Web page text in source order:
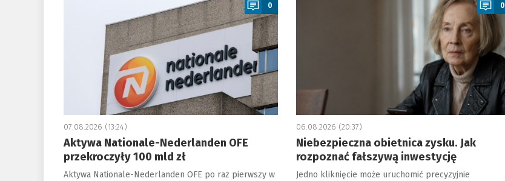
0
07.08.2026 (13:24)
Aktywa Nationale-Nederlanden OFE
przekroczyły 100 mld zł
Aktywa Nationale-Nederlanden OFE po raz pierwszy w
0
06.08.2026 (20:37)
Niebezpieczna obietnica zysku. Jak
rozpoznać fałszywą inwestycję
Jedno kliknięcie może uruchomić precyzyjnie